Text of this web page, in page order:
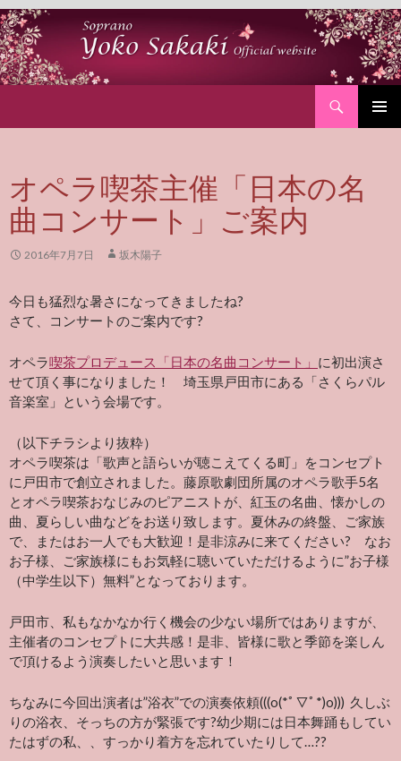
オペラ喫茶主催「日本の名
曲コンサート」ご案内
2016年7月7日 坂木陽子
今日も猛烈な暑さになってきましたね?
さて、コンサートのご案内です?
オペラ喫茶プロデュース「日本の名曲コンサート」 に初出演さ
せて頂く事になりました！ 埼玉県戸田市にある「さくらパル
音楽室」という会場です。
（以下チラシより抜粋）
オペラ喫茶は「歌声と語らいが聴こえてくる町」をコンセプト
に戸田市で創立されました。藤原歌劇団所属のオペラ歌手5名
とオペラ喫茶おなじみのピアニストが、紅玉の名曲、懐かしの
曲、夏らしい曲などをお送り致します。夏休みの終盤、ご家族
で、またはお一人でも大歓迎！是非涼みに来てください? なお
お子様、ご家族様にもお気軽に聴いていただけるように”お子様
（中学生以下）無料”となっております。
戸田市、私もなかなか行く機会の少ない場所ではありますが、
主催者のコンセプトに大共感！是非、皆様に歌と季節を楽しん
で頂けるよう演奏したいと思います！
ちなみに今回出演者は”浴衣”での演奏依頼(((o(*ﾟ▽ﾟ*)o))) 久しぶ
りの浴衣、そっちの方が緊張です?幼少期には日本舞踊もしてい
たはずの私、、すっかり着方を忘れていたりして…??